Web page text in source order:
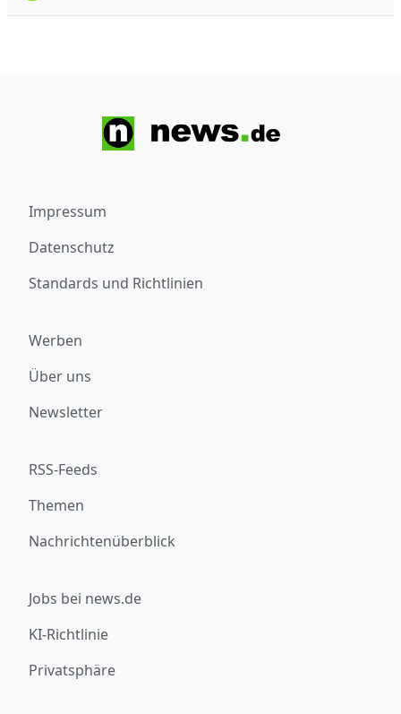
Impressum
Datenschutz
Standards und Richtlinien
Werben
Über uns
Newsletter
RSS-Feeds
Themen
Nachrichtenüberblick
Jobs bei news.de
KI-Richtlinie
Privatsphäre